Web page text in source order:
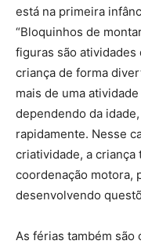
está na primeira
“Bloquinhos de
figuras são
criança de forma
mais de uma
dependendo da
rapidamente. Nesse
criatividade, a criança
coordenação motora,
desenvolvendo
As férias também são